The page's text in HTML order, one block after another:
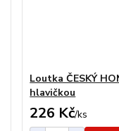
Loutka ČESKÝ
hlavičkou
226 Kč/ks